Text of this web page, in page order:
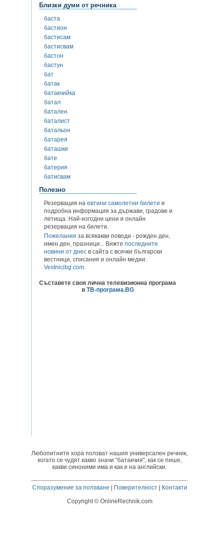
Близки думи от речника
баста
бастион
бастисам
бастисвам
бастон
бастун
бат
батак
батакчийка
батал
батален
баталист
батальон
батарея
баташки
бате
батерия
батисвам
Полезно
Резервация на евтини самолетни билети и
подробна информация за държави, градове и
летища. Най-изгодни цени и онлайн
резервация на билети.
Пожелания за всякакви поводи - рожден ден,
имен ден, празници... Вижте последните
новини от днес в сайта с всички български
вестници, списания и онлайн медии:
Vestnicibg.com.
Съставете своя лична телевизионна програма
в ТВ-програма.BG
Любопитните хора ползват нашия универсален речник,
когато се чудят какво значи "батакчия", как се пише,
какви синоними има и как е на английски.
Споразумение за ползване | Поверителност| Контакти
Copyright © OnlineRechnik.com